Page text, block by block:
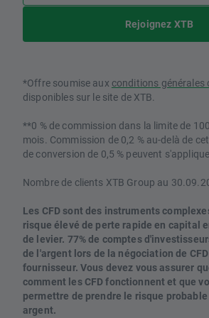
Rejoignez XTB
*Offre soumise aux conditions générales
disponibles sur le site de XTB.
**0 % de commission dans la limite de
mois. Commission de 0,2 % au-delà de
de conversion de 0,5 % peuvent
Nombre de clients XTB Group au
Les CFD sont des instruments
risque élevé de perte rapide en capital
de levier. 77% de comptes
de l'argent lors de la négociation de
fournisseur. Vous devez vous assurer
comment les CFD fonctionnent et que
permettre de prendre le risque
argent.